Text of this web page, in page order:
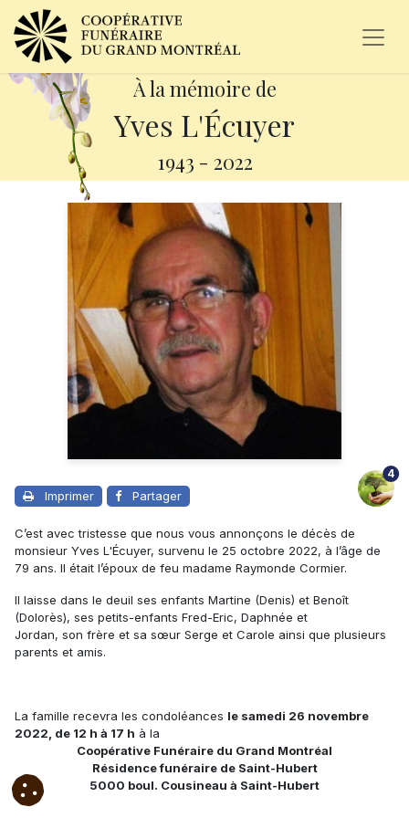
À la mémoire de
Yves L'Écuyer
1943 - 2022
Imprimer Partager
4
C’est avec tristesse que nous vous annonçons le décès de
monsieur Yves L'Écuyer, survenu le 25 octobre 2022, à l’âge de
79 ans. Il était l’époux de feu madame Raymonde Cormier.
Il laisse dans le deuil ses enfants Martine (Denis) et Benoît
(Dolorès), ses petits-enfants Fred-Eric, Daphnée et
Jordan, son frère et sa sœur Serge et Carole ainsi que plusieurs
parents et amis.
La famille recevra les condoléances le samedi 26 novembre
2022, de 12 h à 17 h à la
Coopérative Funéraire du Grand Montréal
Résidence funéraire de Saint-Hubert
5000 boul. Cousineau à Saint-Hubert